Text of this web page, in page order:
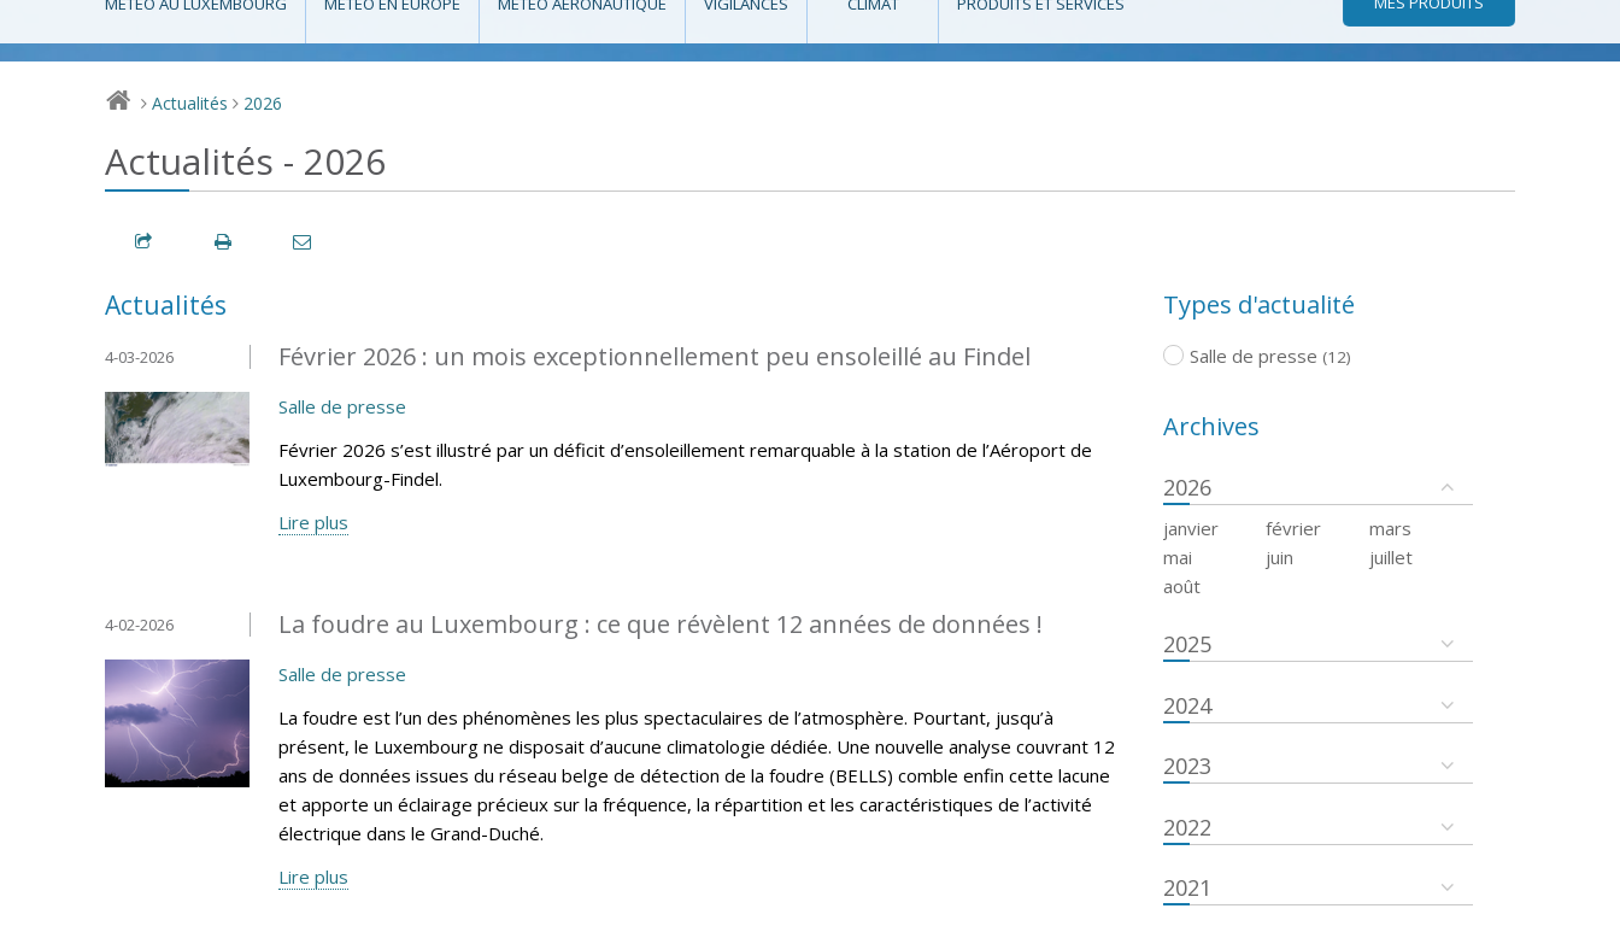
> Actualités > 2026
Actualités - 2026
Actualités
Février 2026 : un mois exceptionnellement peu ensoleillé au Findel
4-03-2026
Salle de presse
Février 2026 s’est illustré par un déficit d’ensoleillement remarquable à la station de l’Aéroport de
Luxembourg-Findel.
Lire plus
La foudre au Luxembourg : ce que révèlent 12 années de données !
4-02-2026
Salle de presse
La foudre est l’un des phénomènes les plus spectaculaires de l’atmosphère. Pourtant, jusqu’à
présent, le Luxembourg ne disposait d’aucune climatologie dédiée. Une nouvelle analyse couvrant 12
ans de données issues du réseau belge de détection de la foudre (BELLS) comble enfin cette lacune
et apporte un éclairage précieux sur la fréquence, la répartition et les caractéristiques de l’activité
électrique dans le Grand-Duché.
Lire plus
Types d'actualité
Salle de presse (12)
Archives
2026
janvier février
mars
mai
juin
juillet
août
2025
2024
2023
2022
2021